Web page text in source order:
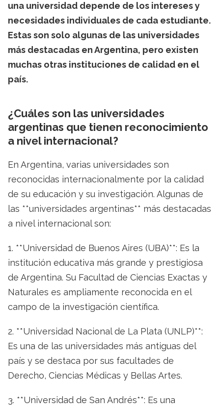
una universidad depende de los intereses y
necesidades individuales de cada estudiante.
Estas son solo algunas de las universidades
más destacadas en Argentina, pero existen
muchas otras instituciones de calidad en el
país.
¿Cuáles son las universidades
argentinas que tienen reconocimiento
a nivel internacional?
En Argentina, varias universidades son
reconocidas internacionalmente por la calidad
de su educación y su investigación. Algunas de
las **universidades argentinas** más destacadas
a nivel internacional son:
1. **Universidad de Buenos Aires (UBA)**: Es la
institución educativa más grande y prestigiosa
de Argentina. Su Facultad de Ciencias Exactas y
Naturales es ampliamente reconocida en el
campo de la investigación científica.
2. **Universidad Nacional de La Plata (UNLP)**:
Es una de las universidades más antiguas del
país y se destaca por sus facultades de
Derecho, Ciencias Médicas y Bellas Artes.
3. **Universidad de San Andrés**: Es una